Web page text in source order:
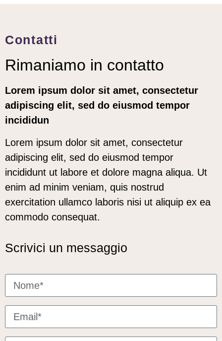
Contatti
Rimaniamo in contatto
Lorem ipsum dolor sit amet, consectetur
adipiscing elit, sed do eiusmod tempor
incididun
Lorem ipsum dolor sit amet, consectetur
adipiscing elit, sed do eiusmod tempor
incididunt ut labore et dolore magna aliqua. Ut
enim ad minim veniam, quis nostrud
exercitation ullamco laboris nisi ut aliquip ex ea
commodo consequat.
Scrivici un messaggio